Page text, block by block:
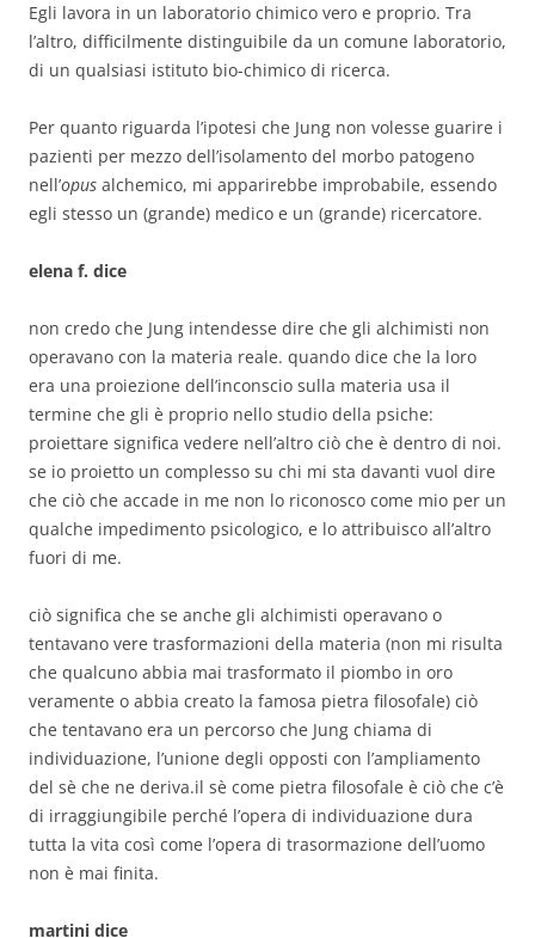
Egli lavora in un laboratorio chimico vero e proprio. Tra
l’altro, difficilmente distinguibile da un comune laboratorio,
di un qualsiasi istituto bio-chimico di ricerca.
Per quanto riguarda l’ipotesi che Jung non volesse guarire i
pazienti per mezzo dell’isolamento del morbo patogeno
nell’opus alchemico, mi apparirebbe improbabile, essendo
egli stesso un (grande) medico e un (grande) ricercatore.
elena f. dice
non credo che Jung intendesse dire che gli alchimisti non
operavano con la materia reale. quando dice che la loro
era una proiezione dell’inconscio sulla materia usa il
termine che gli è proprio nello studio della psiche:
proiettare significa vedere nell’altro ciò che è dentro di noi.
se io proietto un complesso su chi mi sta davanti vuol dire
che ciò che accade in me non lo riconosco come mio per un
qualche impedimento psicologico, e lo attribuisco all’altro
fuori di me.
ciò significa che se anche gli alchimisti operavano o
tentavano vere trasformazioni della materia (non mi risulta
che qualcuno abbia mai trasformato il piombo in oro
veramente o abbia creato la famosa pietra filosofale) ciò
che tentavano era un percorso che Jung chiama di
individuazione, l’unione degli opposti con l’ampliamento
del sè che ne deriva.il sè come pietra filosofale è ciò che c’è
di irraggiungibile perché l’opera di individuazione dura
tutta la vita così come l’opera di trasormazione dell’uomo
non è mai finita.
martini dice